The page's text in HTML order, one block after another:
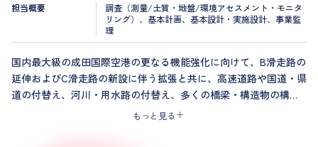
担当概要
調査（測量/土質・地盤/環境アセスメント・モニタ
リング）、基本計画、基本設計・実施設計、事業監
理
国内最大級の成田国際空港の更なる機能強化に向けて、B滑走路の
延伸およびC滑走路の新設に伴う拡張と共に、高速道路や国道・県
道の付替え、河川・用水路の付替え、多くの橋梁・構造物の構築
等さまざまな整備が同時に進行している「国家プロジェクト」で
もっと見る